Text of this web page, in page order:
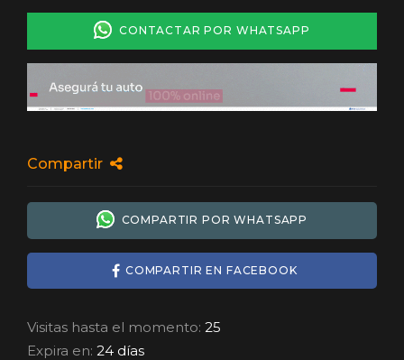
CONTACTAR POR WHATSAPP
Compartir
COMPARTIR POR WHATSAPP
COMPARTIR EN FACEBOOK
Visitas hasta el momento: 25
Expira en: 24 días